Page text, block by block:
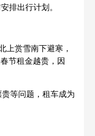
排出行计划。
上赏雪南下避寒，
节租金越贵，因
等问题，租车成为